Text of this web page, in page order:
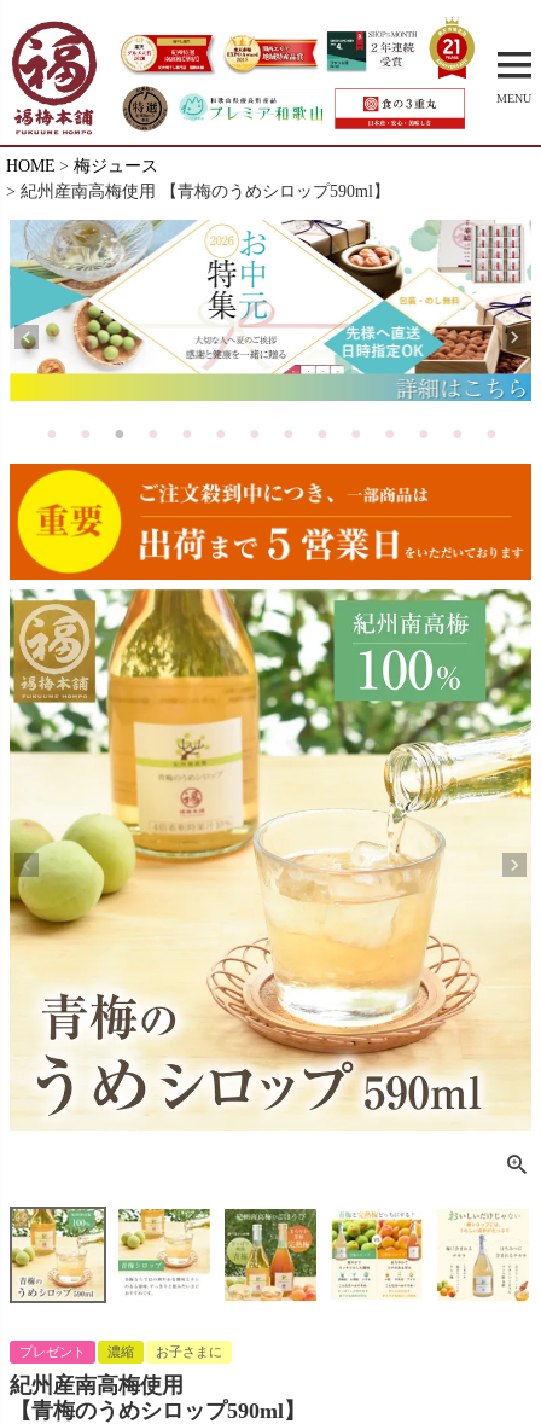
MENU
HOME
梅ジュース
紀州産南高梅使用 【青梅のうめシロップ590ml】
プレゼント 濃縮 お子さまに
紀州産南高梅使用
【青梅のうめシロップ590ml】